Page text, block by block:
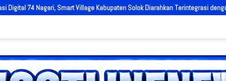
Diarahkan Terintegrasi dengan AI Pungli hingga Mafia Jadi